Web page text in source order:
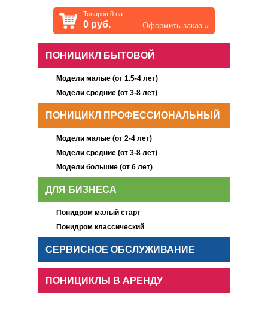
Товаров 0 на:
0 руб. Оформить заказ »
ПОНИЦИКЛ БЫТОВОЙ
Модели малые (от 1.5-4 лет)
Модели средние (от 3-8 лет)
ПОНИЦИКЛ ПРОФЕССИОНАЛЬНЫЙ
Модели малые (от 2-4 лет)
Модели средние (от 3-8 лет)
Модели большие (от 6 лет)
ДЛЯ БИЗНЕСА
Понидром малый старт
Понидром классический
СЕРВИСНОЕ ОБСЛУЖИВАНИЕ
ПОНИЦИКЛЫ В АРЕНДУ